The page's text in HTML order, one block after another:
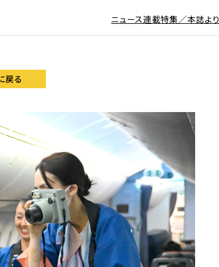
ニュース連載特集／本誌より
戻る